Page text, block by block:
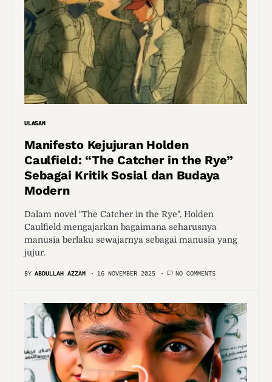
ULASAN
Manifesto Kejujuran Holden
Caulfield: “The Catcher in the Rye”
Sebagai Kritik Sosial dan Budaya
Modern
Dalam novel "The Catcher in the Rye", Holden
Caulfield mengajarkan bagaimana seharusnya
manusia berlaku sewajarnya sebagai manusia yang
jujur.
BY ABDULLAH AZZAM 16 NOVEMBER 2025 NO COMMENTS